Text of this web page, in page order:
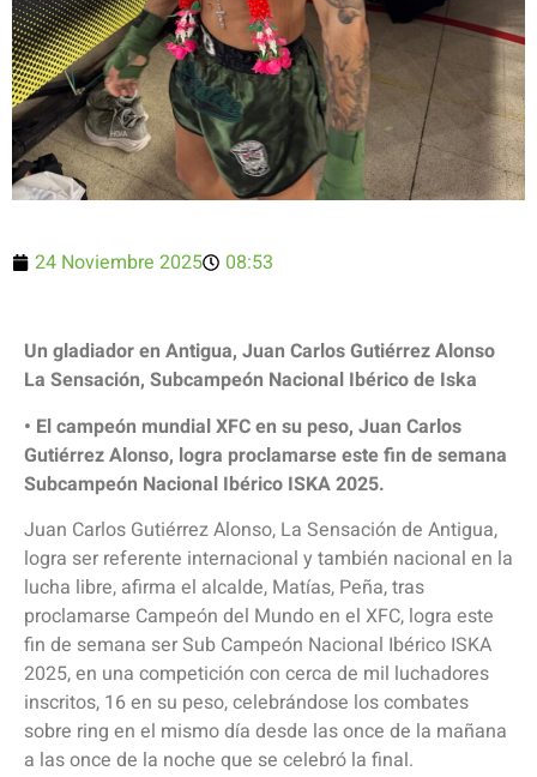
24 Noviembre 2025 08:53
Un gladiador en Antigua, Juan Carlos Gutiérrez Alonso
La Sensación, Subcampeón Nacional Ibérico de Iska
• El campeón mundial XFC en su peso, Juan Carlos
Gutiérrez Alonso, logra proclamarse este fin de semana
Subcampeón Nacional Ibérico ISKA 2025.
Juan Carlos Gutiérrez Alonso, La Sensación de Antigua,
logra ser referente internacional y también nacional en la
lucha libre, afirma el alcalde, Matías, Peña, tras
proclamarse Campeón del Mundo en el XFC, logra este
fin de semana ser Sub Campeón Nacional Ibérico ISKA
2025, en una competición con cerca de mil luchadores
inscritos, 16 en su peso, celebrándose los combates
sobre ring en el mismo día desde las once de la mañana
a las once de la noche que se celebró la final.